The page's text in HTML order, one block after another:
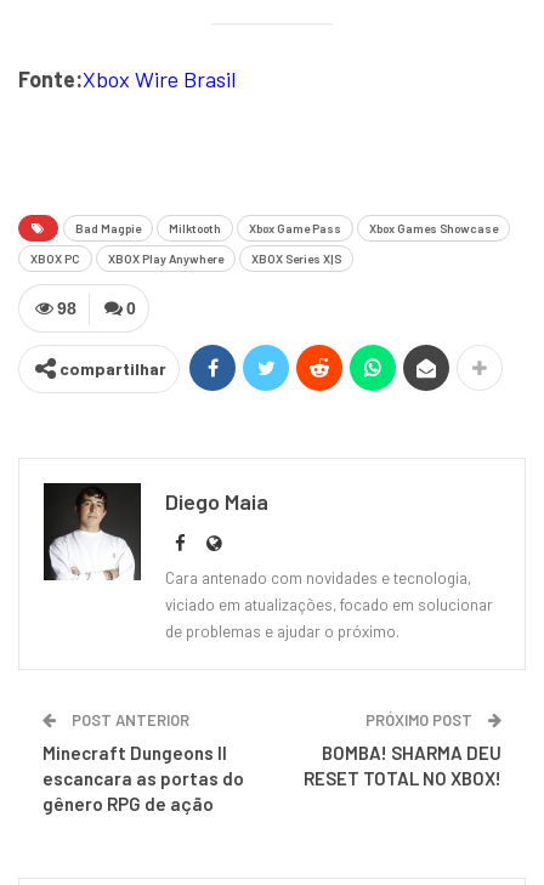
Fonte:Xbox Wire Brasil
Bad Magpie Milktooth Xbox Game Pass Xbox Games Showcase
XBOX PC XBOX Play Anywhere XBOX Series X|S
0
98
compartilhar
Diego Maia
Cara antenado com novidades e tecnologia,
viciado em atualizações, focado em solucionar
de problemas e ajudar o próximo.
POST ANTERIOR
Minecraft Dungeons II
escancara as portas do
gênero RPG de ação
PRÓXIMO POST
BOMBA! SHARMA DEU
RESET TOTAL NO XBOX!